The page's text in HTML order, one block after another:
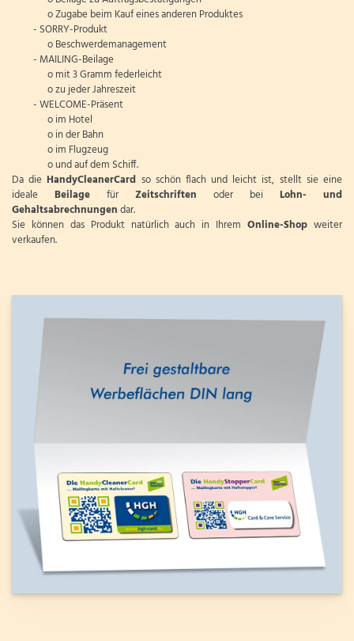
o Zugabe beim Kauf eines anderen Produktes
- SORRY-Produkt
o Beschwerdemanagement
- MAILING-Beilage
o mit 3 Gramm federleicht
o zu jeder Jahreszeit
- WELCOME-Präsent
o im Hotel
o in der Bahn
o im Flugzeug
o und auf dem Schiff.
Da dieHandyCleanerCard so schön flach und leicht ist, stellt sie eine
ideale Beilage für Zeitschriften oder bei Lohn-
und
Gehaltsabrechnungendar.
Sie können das Produkt natürlich auch in IhremOnline-Shop weiter
verkaufen.